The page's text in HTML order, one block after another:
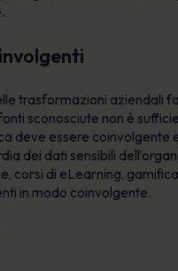
trasformazioni aziendali
sconosciute non è
deve essere
dei dati sensibili
corsi di eLearning,
in modo coinvolgente.